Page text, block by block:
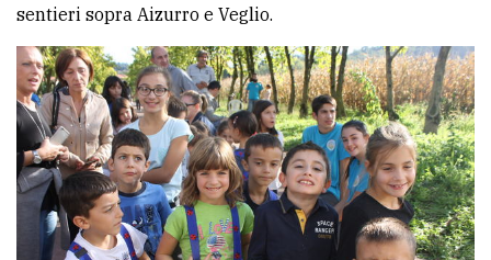
PRIVACY
Privacy
policy
Cookie
sentieri sopra Aizurro e Veglio.